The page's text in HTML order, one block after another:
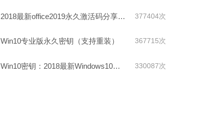
2018最新office2019永久激活码分享(附激活工具) 377404次
Win10专业版永久密钥（支持重装） 367715次
Win10密钥：2018最新Windows10激活码/KEY分享 330087次